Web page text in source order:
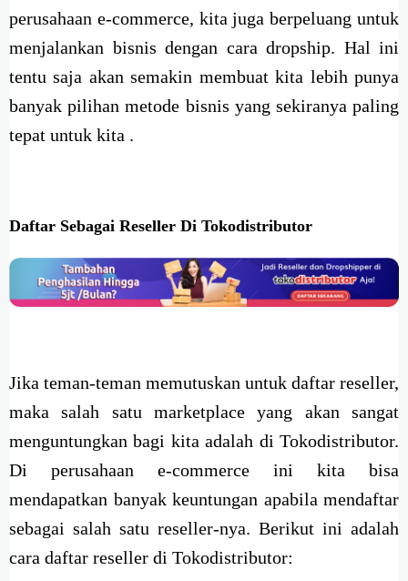
perusahaan e-commerce, kita juga berpeluang untuk
menjalankan bisnis dengan cara dropship. Hal ini
tentu saja akan semakin membuat kita lebih punya
banyak pilihan metode bisnis yang sekiranya paling
tepat untuk kita .
Daftar Sebagai Reseller Di Tokodistributor
Jika teman-teman memutuskan untuk daftar reseller,
maka salah satu marketplace yang akan sangat
menguntungkan bagi kita adalah di Tokodistributor.
Di perusahaan e-commerce ini kita bisa
mendapatkan banyak keuntungan apabila mendaftar
sebagai salah satu reseller-nya. Berikut ini adalah
cara daftar reseller di Tokodistributor: